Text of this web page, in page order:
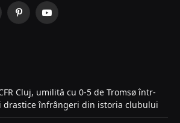
PinterestYouTube
Cluj, umilită cu 0-5 de Tromsø într-
drastice înfrângeri din istoria clubului